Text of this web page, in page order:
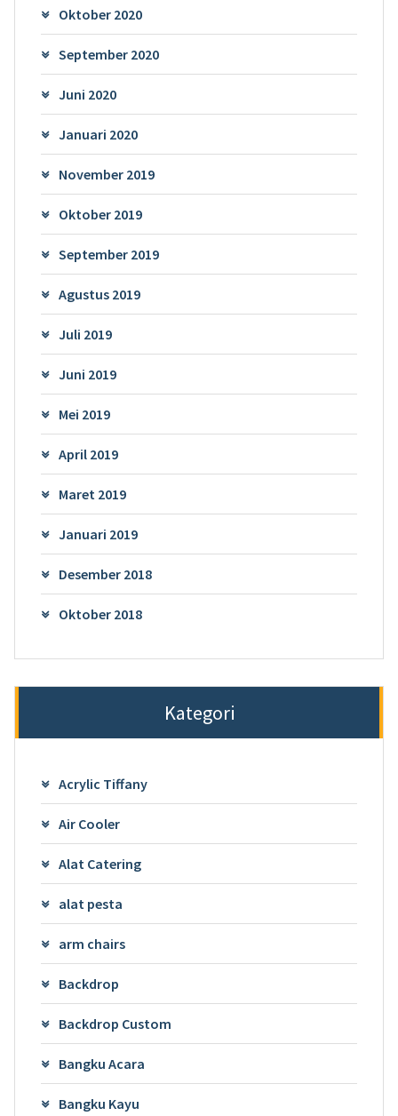
Oktober 2020
September 2020
Juni 2020
Januari 2020
November 2019
Oktober 2019
September 2019
Agustus 2019
Juli 2019
Juni 2019
Mei 2019
April 2019
Maret 2019
Januari 2019
Desember 2018
Oktober 2018
Kategori
Acrylic Tiffany
Air Cooler
Alat Catering
alat pesta
arm chairs
Backdrop
Backdrop Custom
Bangku Acara
Bangku Kayu